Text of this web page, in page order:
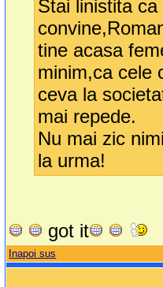
Stai linistita
tine acasa
minim,ca cele
ceva la
mai repede.
Nu mai zic
la urma!
got it
Inapoi sus